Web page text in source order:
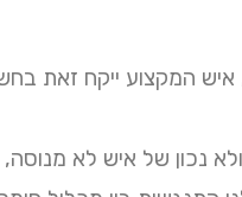
המקצוע ייקח זאת
נכון של איש לא